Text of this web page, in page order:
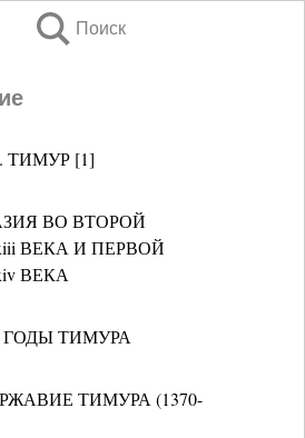
Поиск
ТИМУР [1]
ВО ВТОРОЙ
ВЕКА И ПЕРВОЙ
ВЕКА
ТИМУРА
ТИМУРА (1370-